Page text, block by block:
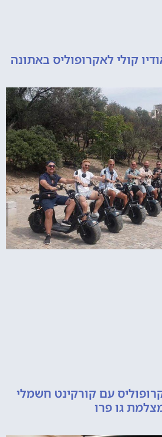
לאקרופוליס באתונה
עם קורקינט חשמלי
פרו